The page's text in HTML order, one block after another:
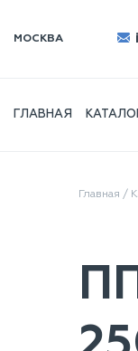
МОСКВА
ГЛАВНАЯ
Главная /